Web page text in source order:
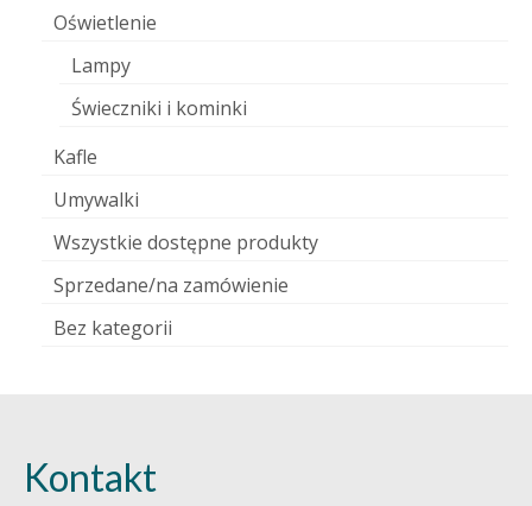
Oświetlenie
Lampy
Świeczniki i kominki
Kafle
Umywalki
Wszystkie dostępne produkty
Sprzedane/na zamówienie
Bez kategorii
Kontakt